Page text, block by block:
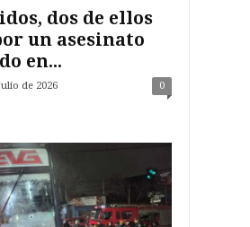
dos de ellos
un asesinato
en...
de 2026 0